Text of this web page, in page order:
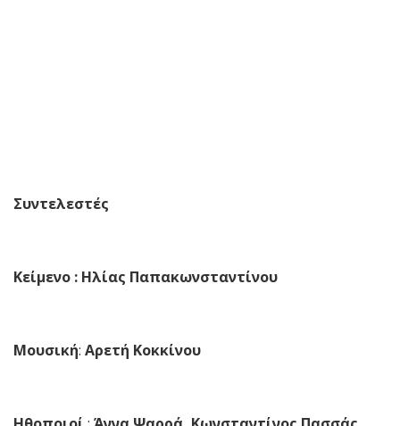
Συντελεστές
Κείμενο : Ηλίας Παπακωνσταντίνου
Μουσική: Αρετή Κοκκίνου